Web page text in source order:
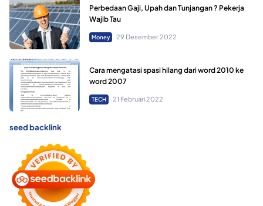
Perbedaan Gaji, Upah dan Tunjangan ? Pekerja
Wajib Tau
Money 29 Desember 2022
Cara mengatasi spasi hilang dari word 2010 ke
word 2007
TECH 21 Februari 2022
seed backlink